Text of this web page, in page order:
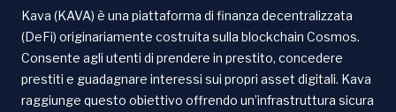
Kava (KAVA) è una piattaforma di finanza decentralizzata
(DeFi) originariamente costruita sulla blockchain Cosmos.
Consente agli utenti di prendere in prestito, concedere
prestiti e guadagnare interessi sui propri asset digitali. Kava
raggiunge questo obiettivo offrendo un’infrastruttura sicura